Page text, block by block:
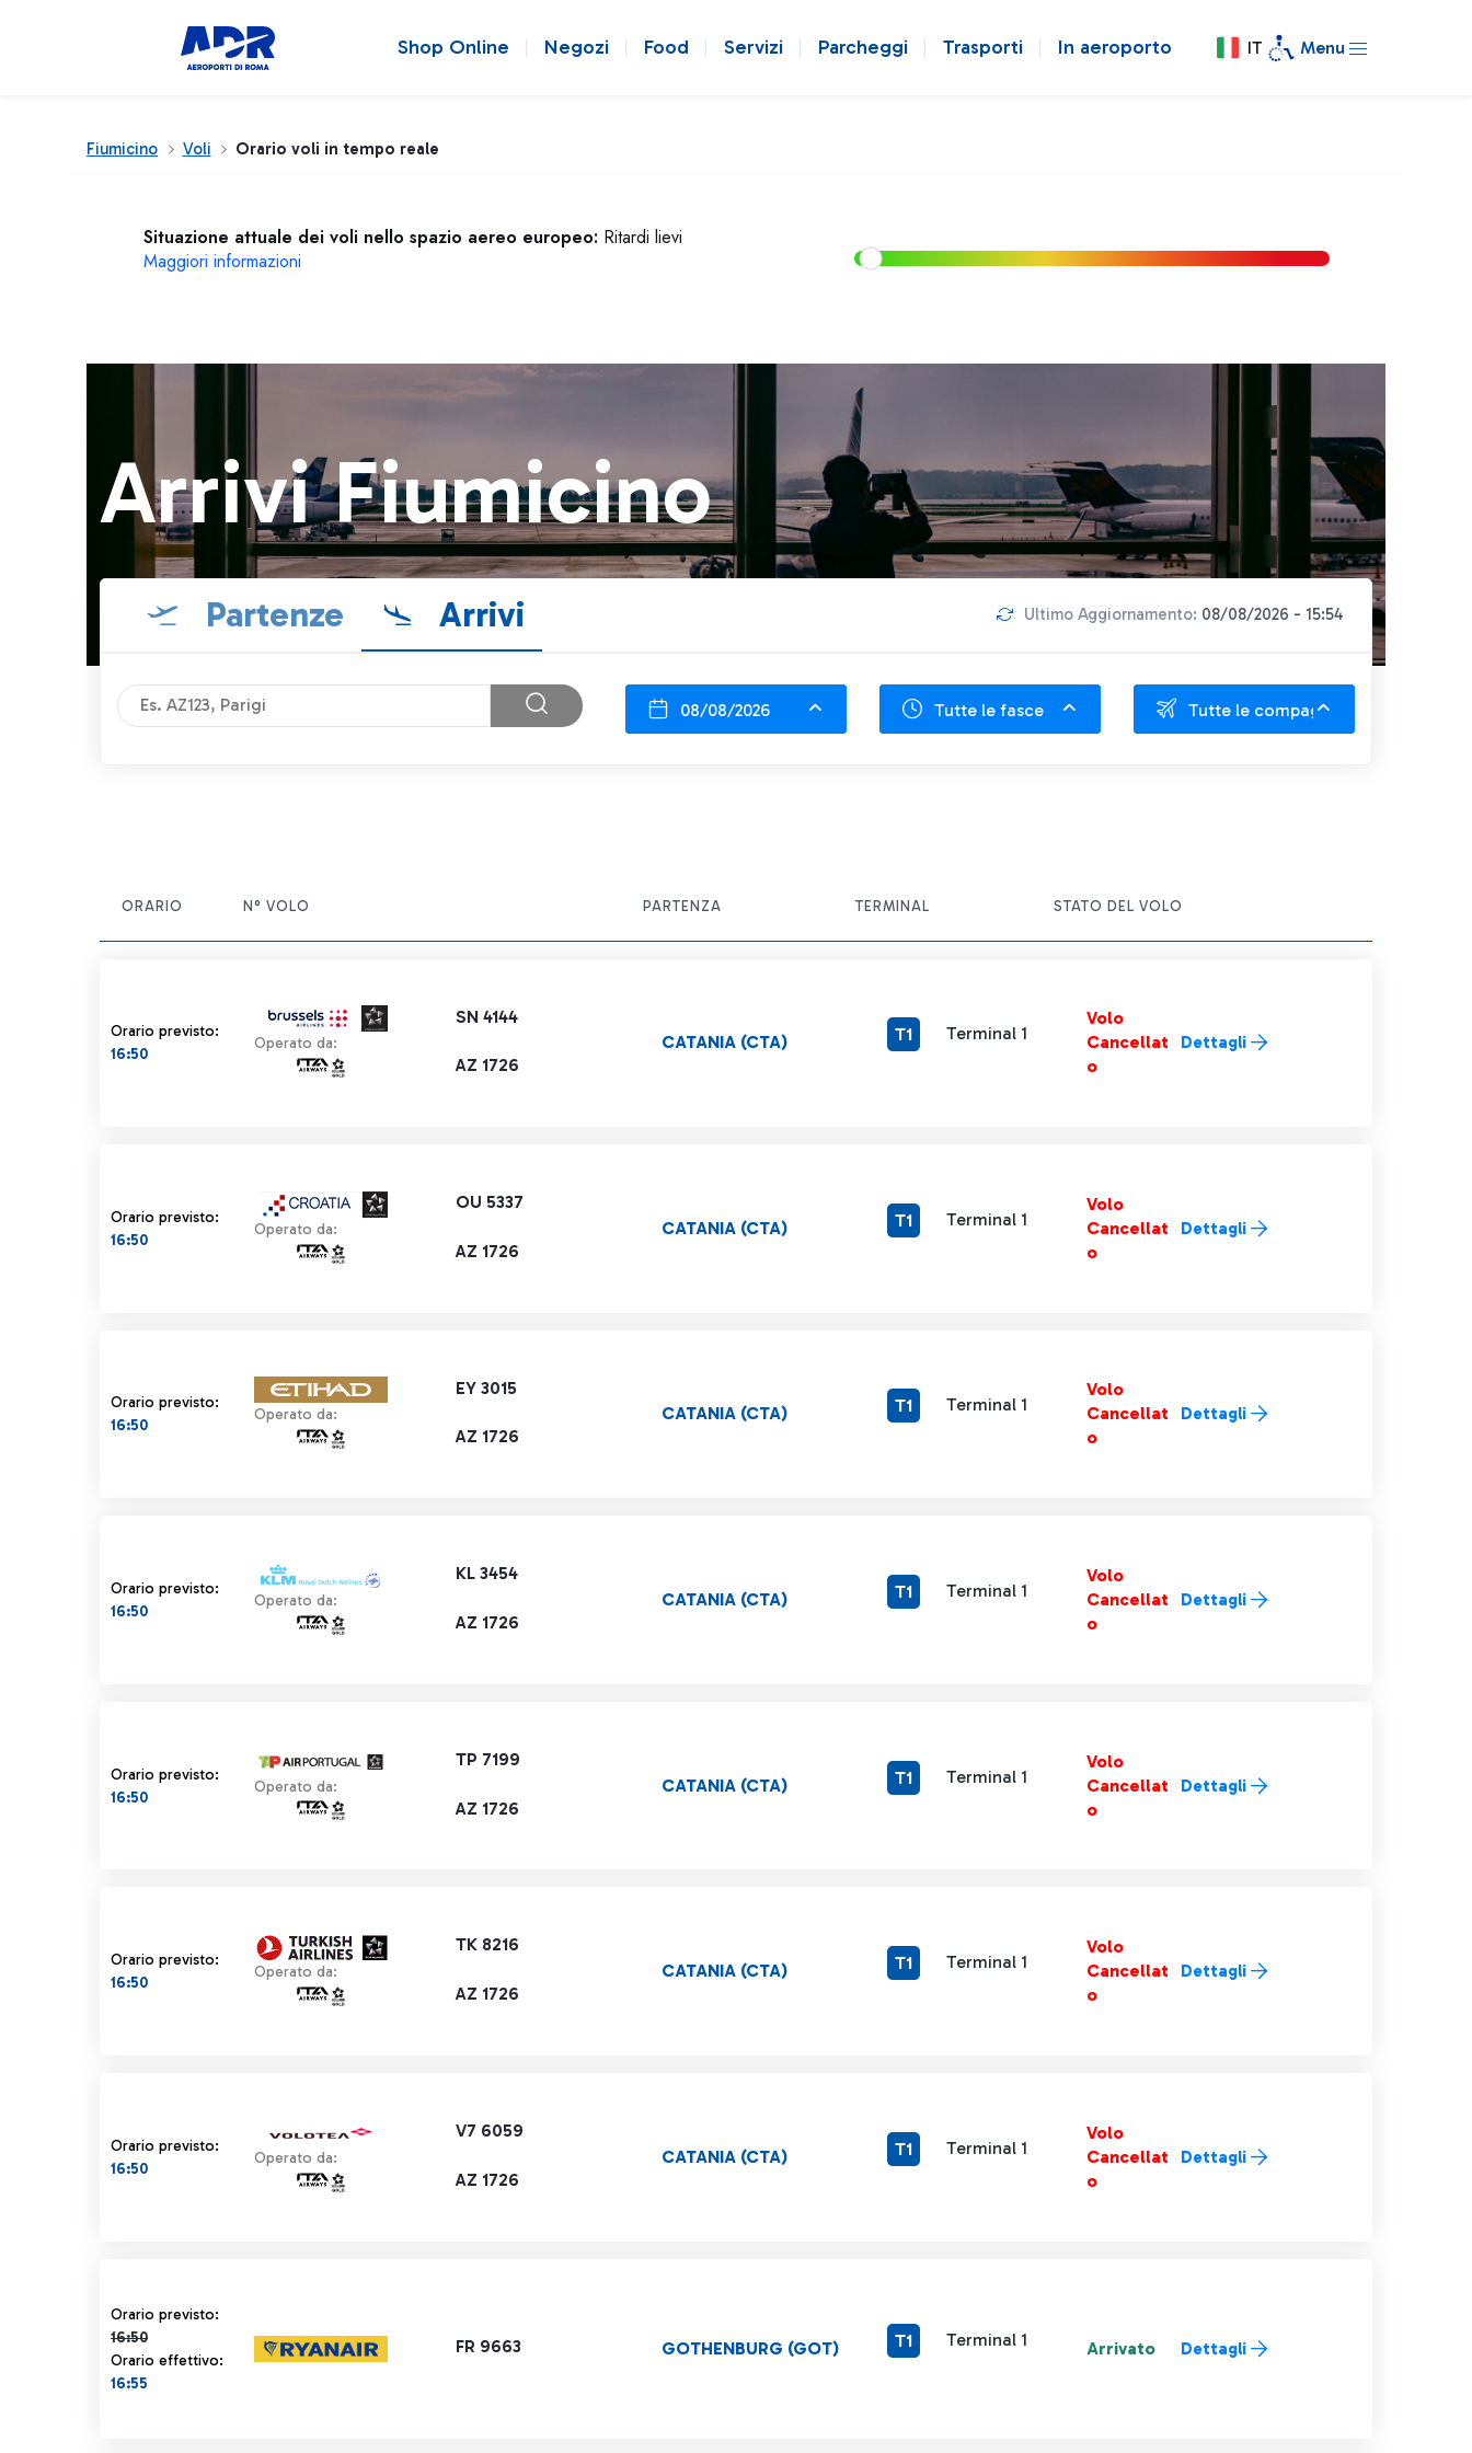
Shop Online Negozi Food Servizi Parcheggi Trasporti In aeroporto IT Menu
Fiumicino Voli Orario voli in tempo reale
Situazione attuale dei voli nello spazio aereo europeo: Ritardi lievi
Maggiori informazioni
Arrivi Fiumicino
Partenze Arrivi Ultimo Aggiornamento: 08/08/2026 - 15:54
08/08/2026 Tutte le fasce Tutte le compagnie
ORARIO N° VOLO PARTENZA TERMINAL STATO DEL VOLO
Orario previsto:
16:50
SN 4144
Operato da:
AZ 1726
CATANIA (CTA) T1 Terminal 1
Volo
Cancellat
o
Dettagli
Orario previsto:
16:50
OU 5337
Operato da:
AZ 1726
CATANIA (CTA) T1 Terminal 1
Volo
Cancellat
o
Dettagli
Orario previsto:
16:50
EY 3015
Operato da:
AZ 1726
CATANIA (CTA) T1 Terminal 1
Volo
Cancellat
o
Dettagli
Orario previsto:
16:50
KL 3454
Operato da:
AZ 1726
CATANIA (CTA) T1 Terminal 1
Volo
Cancellat
o
Dettagli
Orario previsto:
16:50
TP 7199
Operato da:
AZ 1726
CATANIA (CTA) T1 Terminal 1
Volo
Cancellat
o
Dettagli
Orario previsto:
16:50
TK 8216
Operato da:
AZ 1726
CATANIA (CTA) T1 Terminal 1
Volo
Cancellat
o
Dettagli
Orario previsto:
16:50
V7 6059
Operato da:
AZ 1726
CATANIA (CTA) T1 Terminal 1
Volo
Cancellat
o
Dettagli
Orario previsto:
16:50
Orario previsto 16:50 barrato
Orario effettivo:
16:55
FR 9663 GOTHENBURG (GOT) T1 Terminal 1 Arrivato Dettagli